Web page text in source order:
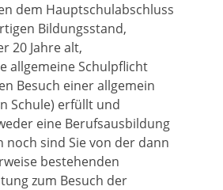
dem Hauptschulabschluss
Bildungsstand,
20 Jahre alt,
allgemeine Schulpflicht
Besuch einer allgemein
Schule) erfüllt und
eine Berufsausbildung
noch sind Sie von der dann
bestehenden
zum Besuch der